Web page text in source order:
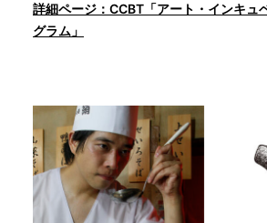
詳細ページ：CCBT「アート・インキュ
グラム」